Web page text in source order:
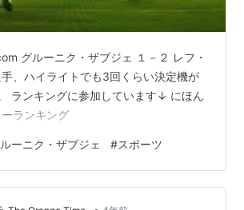
グルーニク・ザブジェ １－２ レフ・
、ハイライトでも3回くらい決定機が
ランキングに参加しています↓ にほん
ランキング
ーニク・ザブジェ #スポーツ